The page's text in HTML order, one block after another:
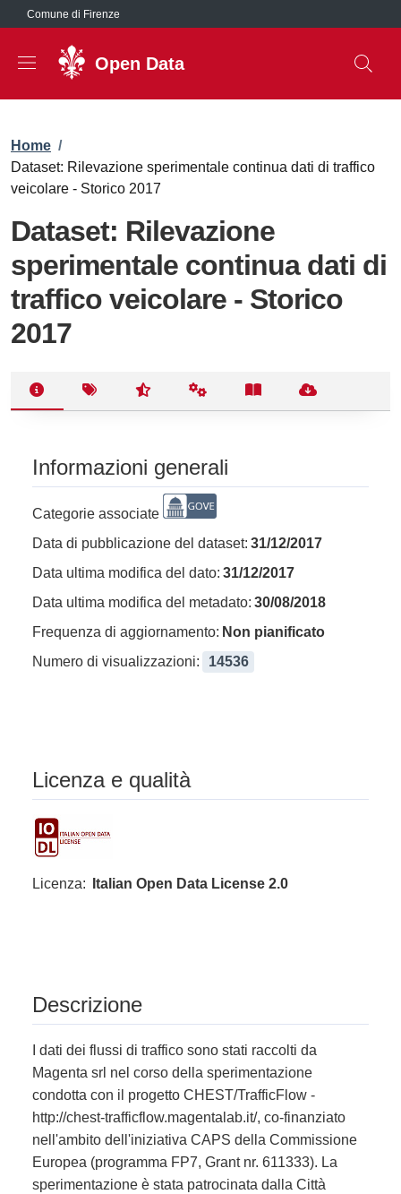
Salta al contenuto principale
Comune di Firenze
Open Data
Briciole di pane
Home /
Dataset: Rilevazione sperimentale continua dati di traffico
veicolare - Storico 2017
Dataset: Rilevazione
sperimentale continua dati di
traffico veicolare - Storico
2017
Informazioni generali
Categorie associate
Data di pubblicazione del dataset: 31/12/2017
Data ultima modifica del dato: 31/12/2017
Data ultima modifica del metadato: 30/08/2018
Frequenza di aggiornamento: Non pianificato
Numero di visualizzazioni:
14536
Licenza e qualità
Licenza: Italian Open Data License 2.0
Descrizione
I dati dei flussi di traffico sono stati raccolti da
Magenta srl nel corso della sperimentazione
condotta con il progetto CHEST/TrafficFlow -
http://chest-trafficflow.magentalab.it/, co-finanziato
nell'ambito dell'iniziativa CAPS della Commissione
Europea (programma FP7, Grant nr. 611333). La
sperimentazione è stata patrocinata dalla Città